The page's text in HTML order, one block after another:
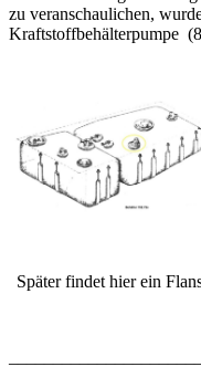
zu veranschaulichen,
Kraftstoffbehälterpumpe
Später findet hier ein